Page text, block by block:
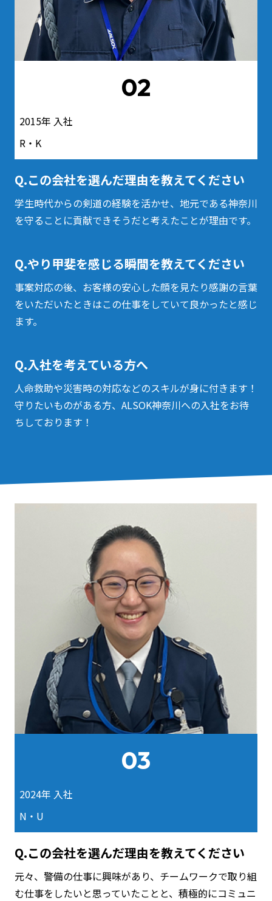
02
2015年 入社
R・K
Q.この会社を選んだ理由を教えてください
学生時代からの剣道の経験を活かせ、地元である神奈川
を守ることに貢献できそうだと考えたことが理由です。
Q.やり甲斐を感じる瞬間を教えてください
事案対応の後、お客様の安心した顔を見たり感謝の言葉
をいただいたときはこの仕事をしていて良かったと感じ
ます。
Q.入社を考えている方へ
人命救助や災害時の対応などのスキルが身に付きます！
守りたいものがある方、ALSOK神奈川への入社をお待
ちしております！
03
2024年 入社
N・U
Q.この会社を選んだ理由を教えてください
元々、警備の仕事に興味があり、チームワークで取り組
む仕事をしたいと思っていたことと、積極的にコミュニ